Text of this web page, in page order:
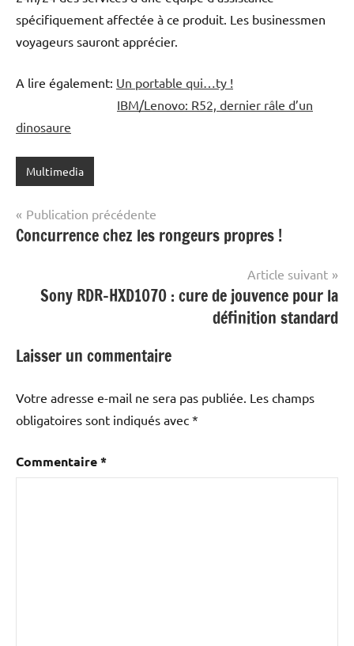
spécifiquement affectée à ce produit. Les businessmen
voyageurs sauront apprécier.
A lire également: Un portable qui…ty !
IBM/Lenovo: R52, dernier râle d’un
dinosaure
Multimedia
Navigation
de
Publication précédente
Concurrence chez les rongeurs propres !
Article suivant
Sony RDR-HXD1070 : cure de jouvence pour la
définition standard
Laisser un commentaire
Votre adresse e-mail ne sera pas publiée. Les champs
obligatoires sont indiqués avec *
Commentaire*